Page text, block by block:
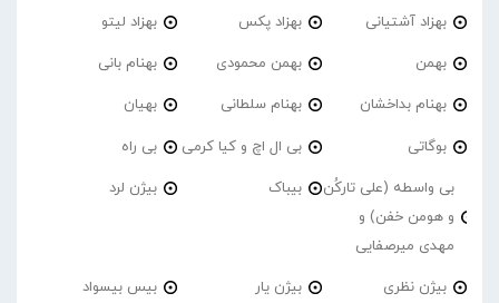
بهزاد آشتیانی بهزاد پکس بهزاد لیتو
بهمن بهمن محمودی بهنام بانی
بهنام بداخشان بهنام سلطانی بهیان
بوگاتی بی ال اچ و کیا کرمی بی راه
بی واسطه (علی تارکُن
و هومن خفن) و
مهدی میرصفایی
بیباک بیژن لرد
بیژن نظری بیژن یار بیس بیسواد